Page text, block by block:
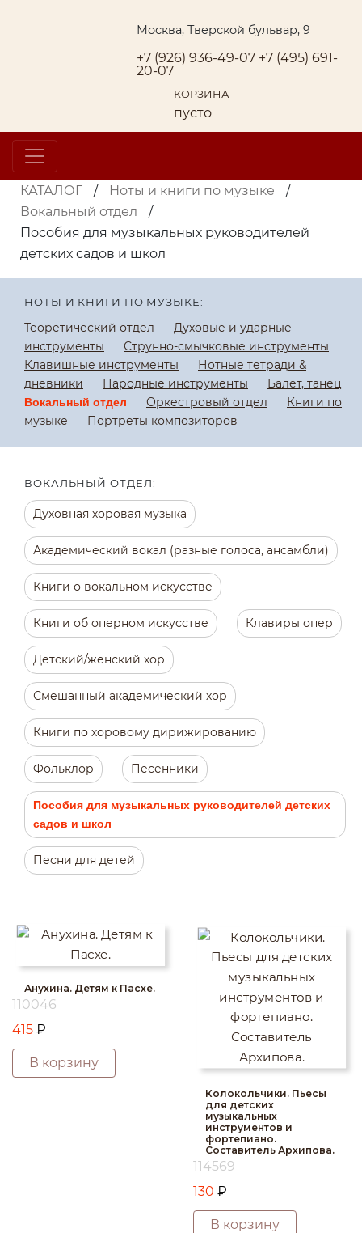
Москва, Тверской бульвар, 9
+7 (926) 936-49-07 +7 (495) 691-
20-07
КОРЗИНА
пусто
КАТАЛОГ / Ноты и книги по музыке
/
Вокальный отдел
/
Пособия для музыкальных руководителей
детских садов и школ
НОТЫ И КНИГИ ПО МУЗЫКЕ:
Теоретический отдел
Духовые и ударные
инструменты
Струнно-смычковые инструменты
Клавишные инструменты
Нотные тетради &
дневники
Народные инструменты Балет, танец
Вокальный отдел Оркестровый отдел
Книги по
музыке
Портреты композиторов
ВОКАЛЬНЫЙ ОТДЕЛ:
Духовная хоровая музыка
Академический вокал (разные голоса, ансамбли)
Книги о вокальном искусстве
Книги об оперном искусстве Клавиры опер
Детский/женский хор
Смешанный академический хор
Книги по хоровому дирижированию
Фольклор Песенники
Пособия для музыкальных руководителей детских
садов и школ
Песни для детей
Анухина. Детям к Пасхе.
110046
415 ₽
В корзину
Колокольчики. Пьесы
для детских
музыкальных
инструментов и
фортепиано.
Составитель Архипова.
114569
130 ₽
В корзину